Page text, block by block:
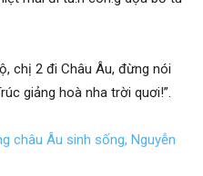
chị 2 đi Châu Âu, đừng nói
giảng hoà nha trời quơi!”.